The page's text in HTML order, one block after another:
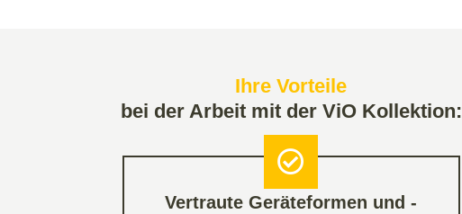
Ihre Vorteile
bei der Arbeit mit der ViO Kollektion:
Vertraute Geräteformen und -